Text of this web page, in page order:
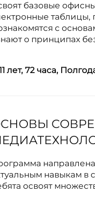
базовые
таблицы,
с
о принципах
лет,72 часа,
направлена
навыкам в
освоят